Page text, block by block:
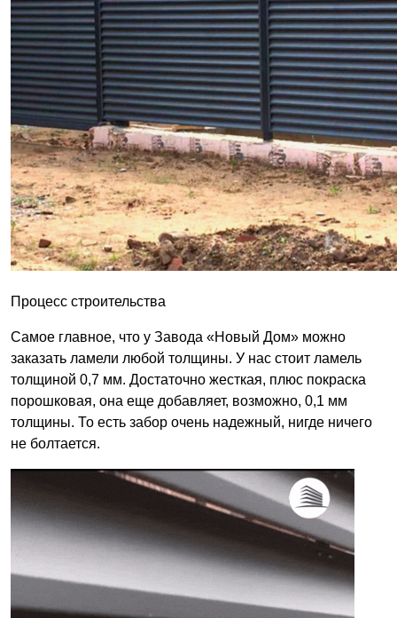
Процесс строительства
Самое главное, что у Завода «Новый Дом» можно
заказать ламели любой толщины. У нас стоит ламель
толщиной 0,7 мм. Достаточно жесткая, плюс покраска
порошковая, она еще добавляет, возможно, 0,1 мм
толщины. То есть забор очень надежный, нигде ничего
не болтается.